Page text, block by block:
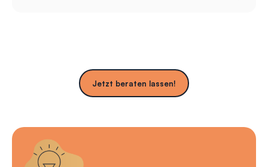
Jetzt beraten lassen!